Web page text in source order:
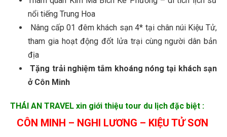
nổi tiếng Trung Hoa
Nâng cấp 01 đêm khách sạn 4* tại chân núi Kiệu Tử,
tham gia hoạt động đốt lửa trại cùng người dân bản
địa
Tặng trải nghiệm tắm khoáng nóng tại khách sạn
ở Côn Minh
THÁI AN TRAVEL xin giới thiệu tour du lịch đặc biệt :
CÔN MINH – NGHI LƯƠNG – KIỆU TỬ SƠN